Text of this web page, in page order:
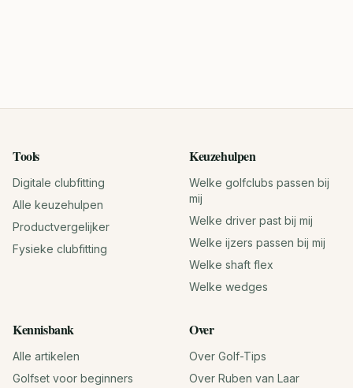
Tools
Digitale clubfitting
Alle keuzehulpen
Productvergelijker
Fysieke clubfitting
Keuzehulpen
Welke golfclubs passen bij
mij
Welke driver past bij mij
Welke ijzers passen bij mij
Welke shaft flex
Welke wedges
Kennisbank
Alle artikelen
Golfset voor beginners
Over
Over Golf-Tips
Over Ruben van Laar